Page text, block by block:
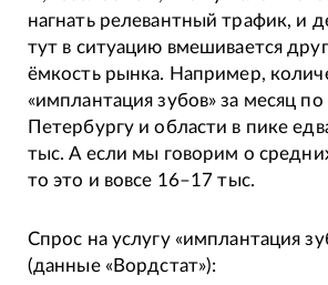
нагнать релевантный трафик, и
тут в ситуацию вмешивается
ёмкость рынка. Например,
«имплантация зубов» за месяц
Петербургу и области в пике
тыс. А если мы говорим о
то это и вовсе 16–17 тыс.
Спрос на услугу «имплантация
(данные «Вордстат»):